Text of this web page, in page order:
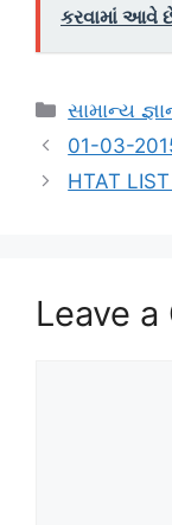
કરવામાં આવે
Categories
સામાન્ય
01-03-
HTAT
Leave